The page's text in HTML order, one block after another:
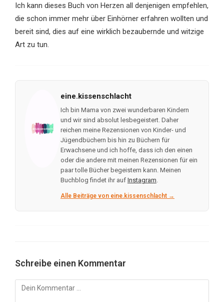
Ich kann dieses Buch von Herzen all denjenigen empfehlen,
die schon immer mehr über Einhörner erfahren wollten und
bereit sind, dies auf eine wirklich bezaubernde und witzige
Art zu tun.
eine.kissenschlacht
Ich bin Mama von zwei wunderbaren Kindern
und wir sind absolut lesbegeistert. Daher
reichen meine Rezensionen von Kinder- und
Jügendbüchern bis hin zu Büchern für
Erwachsene und ich hoffe, dass ich den einen
oder die andere mit meinen Rezensionen für ein
paar tolle Bücher begeistern kann. Meinen
Buchblog findet ihr auf Instagram
Alle Beiträge von eine.kissenschlacht →
Schreibe einen Kommentar
Kommentar